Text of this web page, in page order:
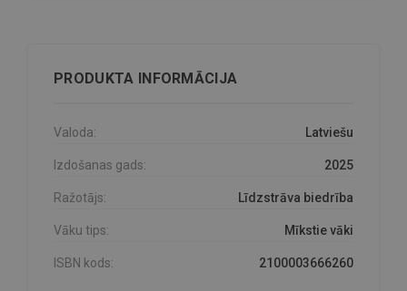
PRODUKTA INFORMĀCIJA
Valoda: Latviešu
Izdošanas gads: 2025
Ražotājs: Līdzstrāva biedrība
Vāku tips: Mīkstie vāki
ISBN kods: 2100003666260